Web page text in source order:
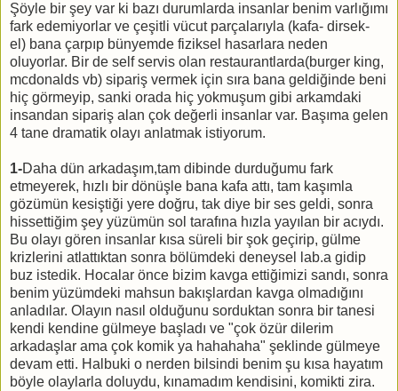
Şöyle bir şey var ki bazı durumlarda insanlar benim varlığımı
fark edemiyorlar ve çeşitli vücut parçalarıyla (kafa- dirsek-
el) bana çarpıp bünyemde fiziksel hasarlara neden
oluyorlar. Bir de self servis olan restaurantlarda(burger king,
mcdonalds vb) sipariş vermek için sıra bana geldiğinde beni
hiç görmeyip, sanki orada hiç yokmuşum gibi arkamdaki
insandan sipariş alan çok değerli insanlar var. Başıma gelen
4 tane dramatik olayı anlatmak istiyorum.
1-Daha dün arkadaşım,tam dibinde durduğumu fark
etmeyerek, hızlı bir dönüşle bana kafa attı, tam kaşımla
gözümün kesiştiği yere doğru, tak diye bir ses geldi, sonra
hissettiğim şey yüzümün sol tarafına hızla yayılan bir acıydı.
Bu olayı gören insanlar kısa süreli bir şok geçirip, gülme
krizlerini atlattıktan sonra bölümdeki deneysel lab.a gidip
buz istedik. Hocalar önce bizim kavga ettiğimizi sandı, sonra
benim yüzümdeki mahsun bakışlardan kavga olmadığını
anladılar. Olayın nasıl olduğunu sorduktan sonra bir tanesi
kendi kendine gülmeye başladı ve "çok özür dilerim
arkadaşlar ama çok komik ya hahahaha" şeklinde gülmeye
devam etti. Halbuki o nerden bilsindi benim şu kısa hayatım
böyle olaylarla doluydu, kınamadım kendisini, komikti zira.